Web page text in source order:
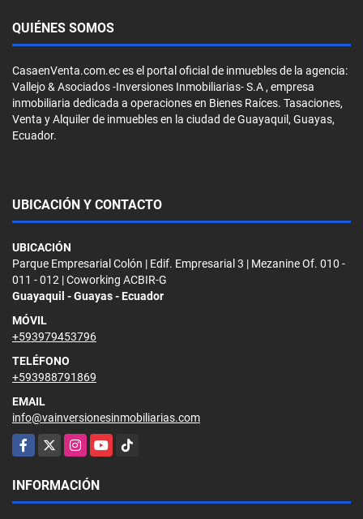
QUIÉNES SOMOS
CasaenVenta.com.ec es el portal oficial de inmuebles de la agencia:
Vallejo & Asociados -Inversiones Inmobiliarias- S.A , empresa
inmobiliaria dedicada a operaciones en Bienes Raíces. Tasaciones,
Venta y Alquiler de inmuebles en la ciudad de Guayaquil, Guayas,
Ecuador.
UBICACIÓN Y CONTACTO
UBICACIÓN
Parque Empresarial Colón | Edif. Empresarial 3 | Mezanine Of. 010 -
011 - 012 | Coworking ACBIR-G
Guayaquil - Guayas - Ecuador
MÓVIL
+593979453796
TELÉFONO
+593988791869
EMAIL
info@vainversionesinmobiliarias.com
Facebook
X InstagramYouTubeTikTok
INFORMACIÓN